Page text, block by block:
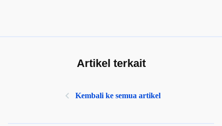
Artikel terkait
Kembali ke semua artikel